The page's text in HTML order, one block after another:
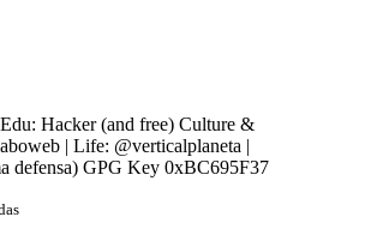
Hacker (and free) Culture &
| Life: @verticalplaneta |
defensa) GPG Key 0xBC695F37